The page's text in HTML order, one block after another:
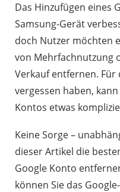
Das Hinzufügen eines
Samsung-Gerät
doch Nutzer möchten
von Mehrfachnutzung
Verkauf entfernen.
vergessen haben,
Kontos etwas
Keine Sorge –
dieser Artikel die
Google Konto
können Sie das